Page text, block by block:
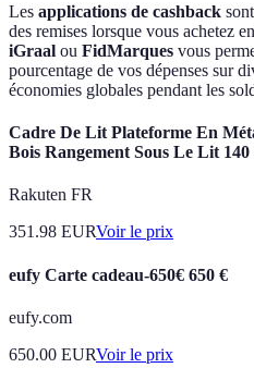
Les applications de cashback
des remises lorsque vous achetez
iGraal ou FidMarques vous
pourcentage de vos dépenses sur
économies globales pendant les
Cadre De Lit Plateforme En
Bois Rangement Sous Le Lit
Rakuten FR
351.98 EURVoir le prix
eufy Carte cadeau-650€ 650 €
eufy.com
650.00 EURVoir le prix